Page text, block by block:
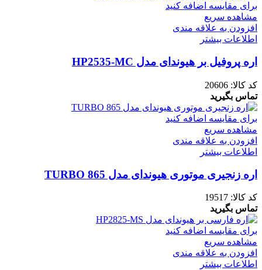
برای مقایسه اضافه کنید
مشاهده سریع
افزودن به علاقه مندی
اطلاعات بیشتر
اره پروفیل بر هیوندای مدل HP2535-MC
کد کالا: 20606
تماس بگیرید
برای مقایسه اضافه کنید
مشاهده سریع
افزودن به علاقه مندی
اطلاعات بیشتر
اره زنجیری موتوری هیوندای مدل TURBO 865
کد کالا: 19517
تماس بگیرید
برای مقایسه اضافه کنید
مشاهده سریع
افزودن به علاقه مندی
اطلاعات بیشتر